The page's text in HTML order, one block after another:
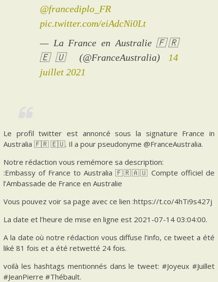
@francediplo_FR
pic.twitter.com/eiAdcNi0Lt
— La France en Australie 🇫🇷
🇪🇺 (@FranceAustralia) 14
juillet 2021
Le profil twitter est annoncé sous la signature France in
Australia 🇫🇷 🇪🇺. Il a pour pseudonyme @FranceAustralia.
Notre rédaction vous remémore sa description:
:Embassy of France to Australia 🇫🇷🇦🇺 Compte officiel de
l’Ambassade de France en Australie
Vous pouvez voir sa page avec ce lien :https://t.co/4hTi9s427j
La date et l’heure de mise en ligne est 2021-07-14 03:04:00.
A la date où notre rédaction vous diffuse l’info, ce tweet a été
liké 81 fois et a été retwetté 24 fois.
voilà les hashtags mentionnés dans le tweet: #Joyeux #Juillet
#JeanPierre #Thébault.